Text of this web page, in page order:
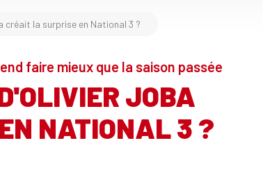
créait la surprise en National 3 ?
faire mieux que la saison passée
JOBA
NATIONAL 3 ?